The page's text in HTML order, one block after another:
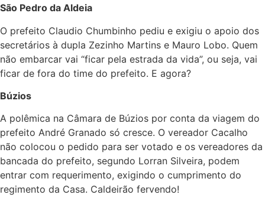
São Pedro da Aldeia
O prefeito Claudio Chumbinho pediu e exigiu o apoio dos
secretários à dupla Zezinho Martins e Mauro Lobo. Quem
não embarcar vai “ficar pela estrada da vida”, ou seja, vai
ficar de fora do time do prefeito. E agora?
Búzios
A polêmica na Câmara de Búzios por conta da viagem do
prefeito André Granado só cresce. O vereador Cacalho
não colocou o pedido para ser votado e os vereadores da
bancada do prefeito, segundo Lorran Silveira, podem
entrar com requerimento, exigindo o cumprimento do
regimento da Casa. Caldeirão fervendo!